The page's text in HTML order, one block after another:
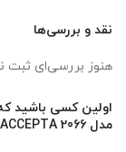
نقد و بررسی‌ها
هنوز بررسی‌ای ثبت
اولین کسی باشید
مدل ACCEPTA 2066”